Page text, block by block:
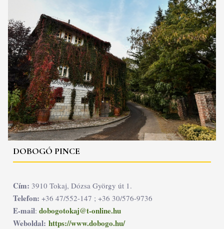
DOBOGÓ PINCE
Cím: 3910 Tokaj, Dózsa György út 1.
Telefon: +36 47/552-147 ; +36 30/576-9736
E-mail: dobogotokaj@t-online.hu
Weboldal: https://www.dobogo.hu/